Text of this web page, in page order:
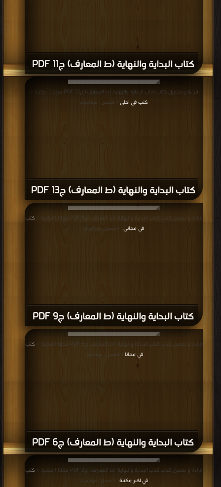
كتاب البداية والنهاية (ط المعارف) ج11 PDF
كتاب البداية والنهاية (ط المعارف) ج13 PDF
قراءة و تحميل كتاب كتاب البداية والنهاية (ط المعارف) ج13 PDF مجانا | مكتبة >
كتب في احلى
| التحميل : مرة/مرات
كتاب البداية والنهاية (ط المعارف) ج9 PDF
قراءة و تحميل كتاب كتاب البداية والنهاية (ط المعارف) ج9 PDF مجانا | مكتبة >
كتب
في مجاني | التحميل : مرة/مرات
كتاب البداية والنهاية (ط المعارف) ج6 PDF
قراءة و تحميل كتاب كتاب البداية والنهاية (ط المعارف) ج6 PDF مجانا | مكتبة >
كتب
في مجانا | التحميل : مرة/مرات
قراءة و تحميل كتاب كتاب البداية والنهاية (ط المعارف) ج2 PDF مجانا | مكتبة >
كتب
في اكبر مكتبة
| التحميل : مرة/مرات